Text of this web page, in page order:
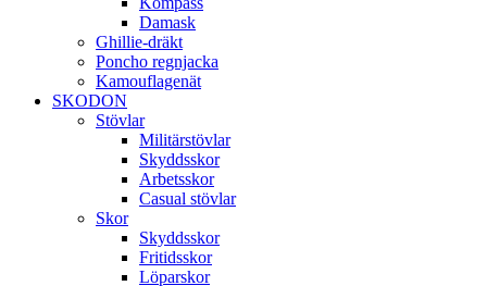
Damask
Ghillie-dräkt
Poncho regnjacka
Kamouflagenät
SKODON
Stövlar
Militärstövlar
Skyddsskor
Arbetsskor
Casual stövlar
Skor
Skyddsskor
Fritidsskor
Löparskor